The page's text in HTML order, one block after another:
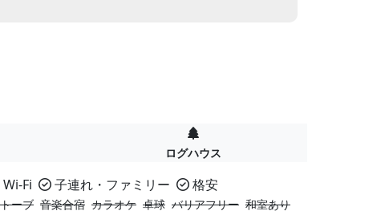
ログハウス
Wi-Fi 子連れ・ファミリー
格安
ーブ 音楽合宿 カラオケ 卓球 バリアフリー 和室あり